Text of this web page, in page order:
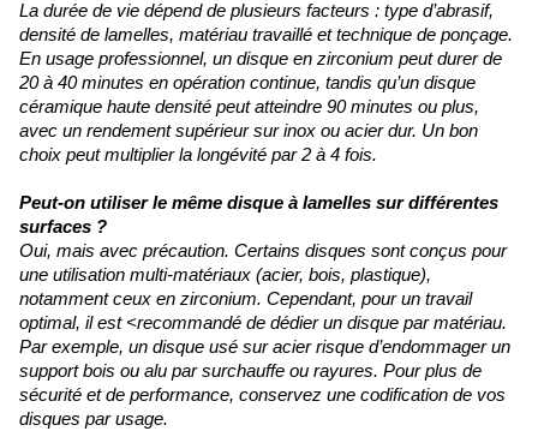
La durée de vie dépend de plusieurs facteurs : type d’abrasif,
densité de lamelles, matériau travaillé et technique de ponçage.
En usage professionnel, un disque en zirconium peut durer de
20 à 40 minutes en opération continue, tandis qu’un disque
céramique haute densité peut atteindre 90 minutes ou plus,
avec un rendement supérieur sur inox ou acier dur. Un bon
choix peut multiplier la longévité par 2 à 4 fois.
Peut-on utiliser le même disque à lamelles sur différentes
surfaces ?
Oui, mais avec précaution. Certains disques sont conçus pour
une utilisation multi-matériaux (acier, bois, plastique),
notamment ceux en zirconium. Cependant, pour un travail
optimal, il est <recommandé de dédier un disque par matériau.
Par exemple, un disque usé sur acier risque d’endommager un
support bois ou alu par surchauffe ou rayures. Pour plus de
sécurité et de performance, conservez une codification de vos
disques par usage.